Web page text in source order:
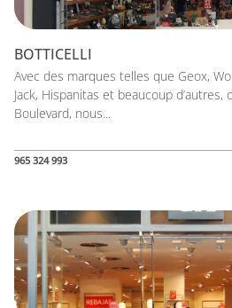
BOTTICELLI
Avec des marques telles que Geox,
Jack, Hispanitas et beaucoup d’autres,
Boulevard, nous...
965 324 993